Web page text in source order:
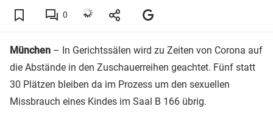
0
München – In Gerichtssälen wird zu Zeiten von Corona auf
die Abstände in den Zuschauerreihen geachtet. Fünf statt
30 Plätzen bleiben da im Prozess um den sexuellen
Missbrauch eines Kindes im Saal B 166 übrig.